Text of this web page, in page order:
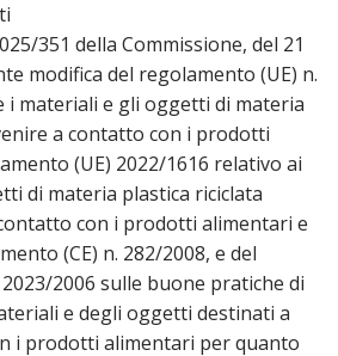
351 della Commissione, del 21
modifica del regolamento (UE) n.
i materiali e gli oggetti di materia
a contatto con i prodotti
(UE) 2022/1616 relativo ai
di materia plastica riciclata
con i prodotti alimentari e
(CE) n. 282/2008, e del
2006 sulle buone pratiche di
e degli oggetti destinati a
i prodotti alimentari per quanto